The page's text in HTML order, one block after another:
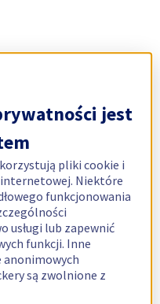
jest
pliki cookie i
Niektóre
funkcjonowania
usługi lub zapewnić
funkcji. Inne
anonimowych
są zwolnione z